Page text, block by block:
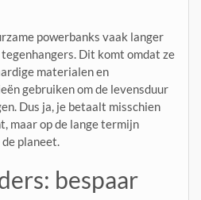
powerbanks vaak langer
Dit komt omdat ze
materialen en
gebruiken om de levensduur
Dus ja, je betaalt misschien
maar op de lange termijn
de planeet.
bespaar